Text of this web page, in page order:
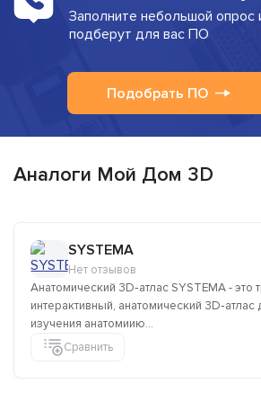
Заполните небольшой опрос
подберут для вас ПО
Подобрать ПО
Аналоги Мой Дом 3D
SYSTEMA
Нет отзывов
Анатомический 3D‑атлас SYSTEMA - это
интерактивный, анатомический
изучения анатомиию...
Сравнить